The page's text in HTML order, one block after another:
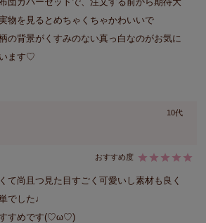
物を見るとめちゃくちゃかわいいで
の背景がくすみのない真っ白なのがお気に
ます♡
10代
て尚且つ見た目すごく可愛いし素材も良く
でした♩
すすめです(♡ω♡)